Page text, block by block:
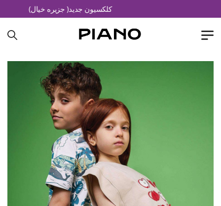
کلکسیون جدید( جزیره خیال)